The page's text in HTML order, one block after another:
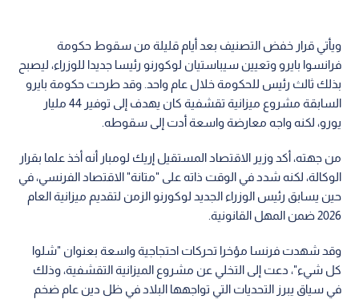
ويأتي قرار خفض التصنيف بعد أيام قليلة من سقوط حكومة
فرانسوا بايرو وتعيين سيباستيان لوكورنو رئيسا جديدا للوزراء، ليصبح
بذلك ثالث رئيس للحكومة خلال عام واحد. وقد طرحت حكومة بايرو
السابقة مشروع ميزانية تقشفية كان يهدف إلى توفير 44 مليار
يورو، لكنه واجه معارضة واسعة أدت إلى سقوطه.
من جهته، أكد وزير الاقتصاد المستقيل إريك لومبار أنه أخذ علما بقرار
الوكالة، لكنه شدد في الوقت ذاته على "متانة" الاقتصاد الفرنسي، في
حين يسابق رئيس الوزراء الجديد لوكورنو الزمن لتقديم ميزانية العام
2026 ضمن المهل القانونية.
وقد شهدت فرنسا مؤخرا تحركات احتجاجية واسعة بعنوان "شلوا
كل شيء"، دعت إلى التخلي عن مشروع الميزانية التقشفية، وذلك
في سياق يبرز التحديات التي تواجهها البلاد في ظل دين عام ضخم